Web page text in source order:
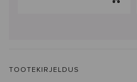
TOOTEKIRJELDUS